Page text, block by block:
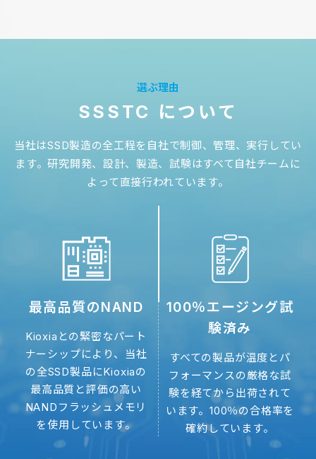
選ぶ理由
SSSTC について
当社はSSD製造の全工程を自社で制御、管理、実行してい
ます。研究開発、設計、製造、試験はすべて自社チームに
よって直接行われています。
最高品質のNAND
Kioxiaとの緊密なパート
ナーシップにより、当社
の全SSD製品にKioxiaの
最高品質と評価の高い
NANDフラッシュメモリ
を使用しています。
100％エージング試
験済み
すべての製品が温度とパ
フォーマンスの厳格な試
験を経てから出荷されて
います。100％の合格率を
確約しています。
コンピューテックス2026：SSSTC、AIデー
タセンターの熱課題に対応するため、液浸冷
却SSDポートフォリオを拡充
This year's showcase will highlight Immersion
centers, covering a full lineup of industrial and
enterprise-grade products.
製品情報